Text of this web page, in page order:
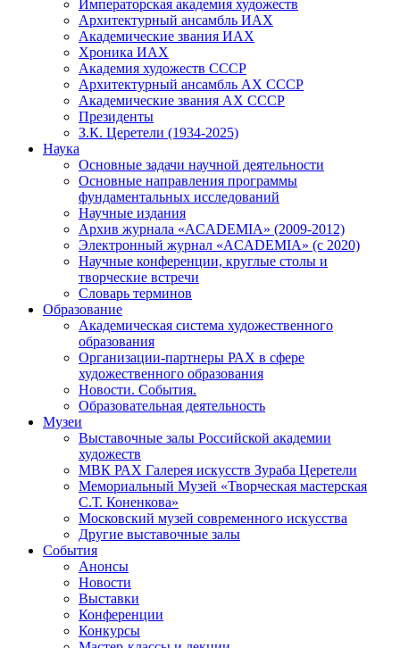
Императорская академия художеств
Архитектурный ансамбль ИАХ
Академические звания ИАХ
Хроника ИАХ
Академия художеств СССР
Архитектурный ансамбль АХ СССР
Академические звания АХ СССР
Президенты
З.К. Церетели (1934-2025)
Наука
Основные задачи научной деятельности
Основные направления программы
фундаментальных исследований
Научные издания
Архив журнала «ACADEMIA» (2009-2012)
Электронный журнал «ACADEMIA» (с 2020)
Научные конференции, круглые столы и
творческие встречи
Словарь терминов
Образование
Академическая система художественного
образования
Организации-партнеры РАХ в сфере
художественного образования
Новости. События.
Образовательная деятельность
Музеи
Выставочные залы Российской академии
художеств
МВК РАХ Галерея искусств Зураба Церетели
Мемориальный Музей «Творческая мастерская
С.Т. Коненкова»
Московский музей современного искусства
Другие выставочные залы
События
Анонсы
Новости
Выставки
Конференции
Конкурсы